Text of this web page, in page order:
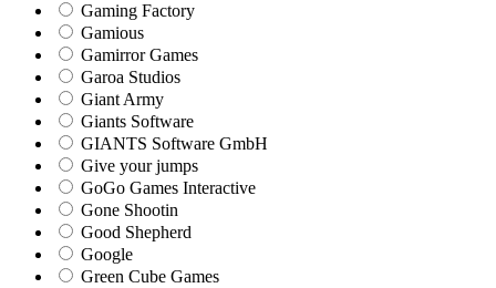
Gaming Factory
Gamious
Gamirror Games
Garoa Studios
Giant Army
Giants Software
GIANTS Software GmbH
Give your jumps
GoGo Games Interactive
Gone Shootin
Good Shepherd
Google
Green Cube Games